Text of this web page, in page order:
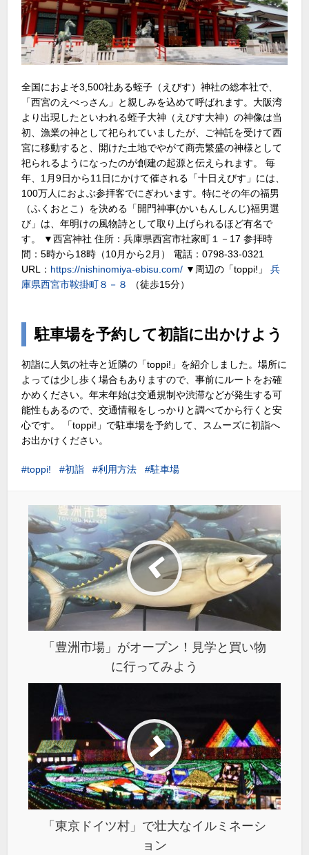
全国におよそ3,500社ある蛭子（えびす）神社の総本社で、
「西宮のえべっさん」と親しみを込めて呼ばれます。大阪湾
より出現したといわれる蛭子大神（えびす大神）の神像は当
初、漁業の神として祀られていましたが、ご神託を受けて西
宮に移動すると、開けた土地でやがて商売繁盛の神様として
祀られるようになったのが創建の起源と伝えられます。 毎
年、1月9日から11日にかけて催される「十日えびす」には、
100万人におよぶ参拝客でにぎわいます。特にその年の福男
（ふくおとこ）を決める「開門神事(かいもんしんじ)福男選
び」は、年明けの風物詩として取り上げられるほど有名で
す。 ▼西宮神社 住所：兵庫県西宮市社家町１－17 参拝時
間：5時から18時（10月から2月） 電話：0798-33-0321
URL： https://nishinomiya-ebisu.com/ ▼周辺の「toppi!」兵
庫県西宮市鞍掛町８－８
（徒歩15分）
駐車場を予約して初詣に出かけよう
初詣に人気の社寺と近隣の「toppi!」を紹介しました。場所に
よっては少し歩く場合もありますので、事前にルートをお確
かめください。年末年始は交通規制や渋滞などが発生する可
能性もあるので、交通情報をしっかりと調べてから行くと安
心です。 「toppi!」で駐車場を予約して、スムーズに初詣へ
お出かけください。
toppi! 初詣 利用方法 駐車場
「豊洲市場」がオープン！見学と買い物
に行ってみよう
「東京ドイツ村」で壮大なイルミネーシ
ョン